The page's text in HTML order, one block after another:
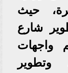
حيث
شارع
واجهات
وتطوير